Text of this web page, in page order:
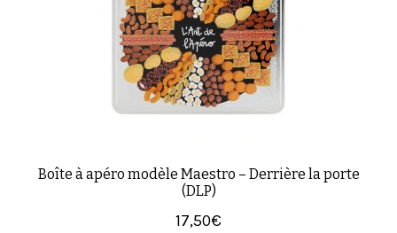
Boîte à apéro modèle Maestro – Derrière la porte
(DLP)
17,50€